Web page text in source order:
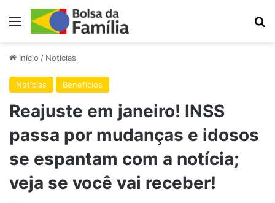
Menu
Início / Notícias
Notícias Benefícios
Reajuste em janeiro! INSS
passa por mudanças e idosos
se espantam com a notícia;
veja se você vai receber!